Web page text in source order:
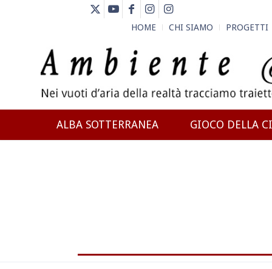
HOME CHI SIAMO PROGETTI
ALBA SOTTERRANEA GIOCO DELLA